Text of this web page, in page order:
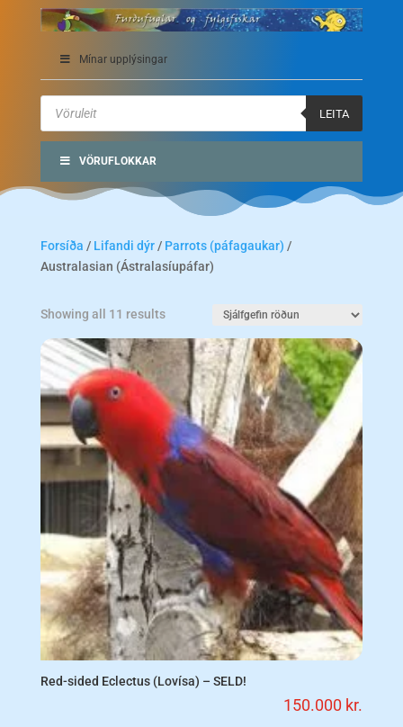
Mínar upplýsingar
Products
search
LEITA
VÖRUFLOKKAR
Forsíða / Lifandi dýr/ Parrots (páfagaukar) /
Australasian (Ástralasíupáfar)
Showing all 11 results
Red-sided Eclectus (Lovísa) – SELD!
150.000 kr.